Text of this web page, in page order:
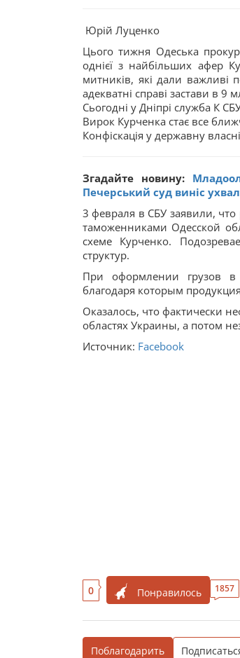
Юрій Луценко
Цього тижня Одеська
однієї з найбільших афер
митників, які дали важливі
адекватні справі застави в 9
Сьогодні у Дніпрі служба К
Вирок Курченка стає все
Конфіскація у державну
Згадайте новину:
Печерський суд виніс
3 февраля в СБУ заявили,
таможенниками Одесской
схеме Курченко.
структур.
При оформлении грузов в
благодаря которым
Оказалось, что фактически
областях Украины, а потом
Источник: Facebook
0 Понравилось 1857
Поблагодарить